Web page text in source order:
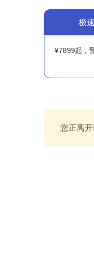
极
¥7899起，
您正离